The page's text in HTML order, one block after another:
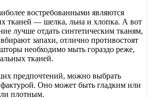
востребованными являются
тканей — шелка, льна и хлопка. А вот
лучше отдать синтетическим тканям,
запахи, отлично противостоят
необходимо мыть гораздо реже,
тканей.
предпочтений, можно выбрать
Оно может быть гладким или
плотным.